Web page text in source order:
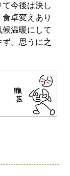
今後は決し
卓変えあり
温暖にして
。思うに之